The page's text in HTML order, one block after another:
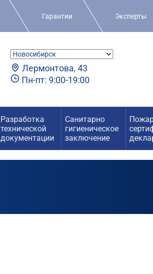
Гарантии Эксперты
Лермонтова, 43
Пн-пт: 9:00-19:00
Разработка
технической
документации
Санитарно
гигиеническое
заключение